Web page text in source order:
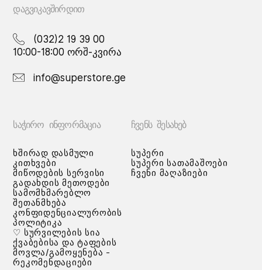
ᲓᲐᲒᲕᲘᲙᲐᲕᲨᲘᲠᲓᲘᲗ
(032)2 19 39 00
10:00-18:00 ორშ-კვირა
info@superstore.ge
ᲡᲐᲭᲘᲠᲝ ᲘᲜᲤᲝᲠᲛᲐᲪᲘᲐ
ხშირად დასმული
კითხვები
მიწოდების სერვისი
გადახდის მეთოდები
სამომხმარებლო
შეთანმხება
კონფიდენციალურობის
პოლიტიკა
♡ სურვილების სია
ქვაბებისა და ტაფების
მოვლა/გამოყენება -
რეკომენდაციები
ᲩᲕᲔᲜᲡ ᲨᲔᲡᲐᲮᲔᲑ
სუპერი
სუპერი სათამაშოები
ჩვენი მაღაზიები